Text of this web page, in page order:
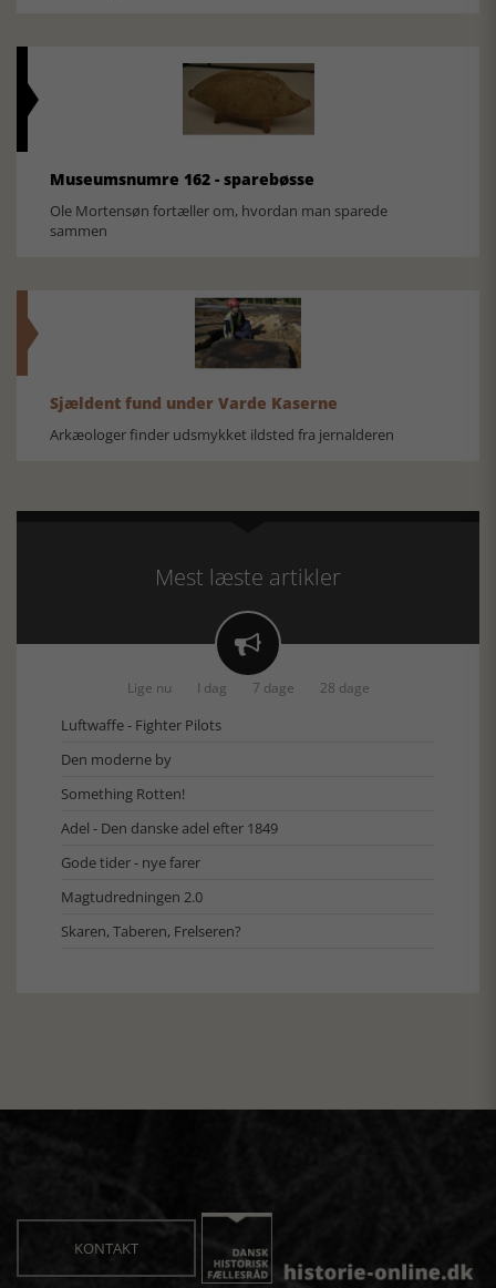
Museumsnumre 162 - sparebøsse
Ole Mortensøn fortæller om, hvordan man sparede
sammen
Sjældent fund under Varde Kaserne
Arkæologer finder udsmykket ildsted fra jernalderen
Mest læste artikler

Lige nu I dag 7 dage 28 dage
Luftwaffe - Fighter Pilots
Den moderne by
Something Rotten!
Adel - Den danske adel efter 1849
Gode tider - nye farer
Magtudredningen 2.0
Skaren, Taberen, Frelseren?
KONTAKT